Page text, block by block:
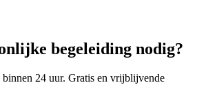
begeleiding nodig?
binnen 24 uur. Gratis en vrijblijvende